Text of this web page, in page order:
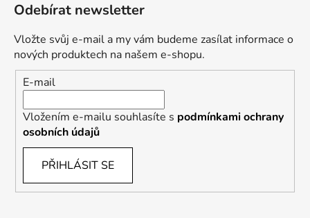
Odebírat newsletter
Vložte svůj e-mail a my vám budeme zasílat informace o
nových produktech na našem e-shopu.
E-mail
Vložením e-mailu souhlasíte s podmínkami ochrany
osobních údajů
PŘIHLÁSIT SE